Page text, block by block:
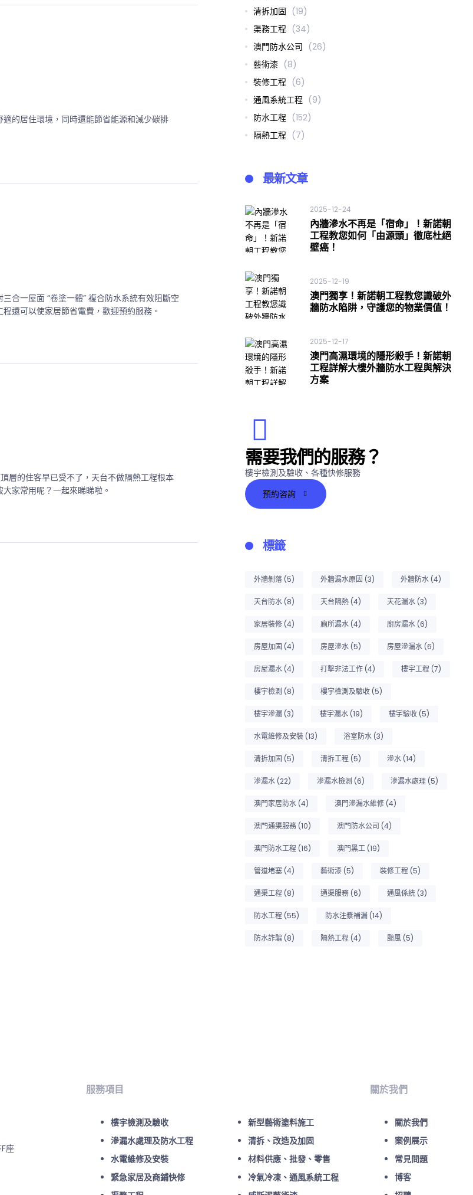
的居住環境，同時還能節省能源和減少碳排
合一屋面 “卷塗一體” 複合防水系統有效阻斷空
還可以使家居節省電費，歡迎預約服務。
層的住客早已受不了，天台不做隔熱工程根本
家常用呢？一起來睇睇啦。
清拆加固 (19)
渠務工程 (34)
澳門防水公司 (26)
藝術漆 (8)
裝修工程 (6)
通風系統工程 (9)
防水工程 (152)
隔熱工程 (7)
最新文章
2025-12-24
內牆滲水不再是「宿命」！新諾朝
工程教您如何「由源頭」徹底杜絕
壁癌！
2025-12-19
澳門獨享！新諾朝工程教您識破外
牆防水陷阱，守護您的物業價值！
2025-12-17
澳門高濕環境的隱形殺手！新諾朝
工程詳解大樓外牆防水工程與解決
方案
需要我們的服務？
樓宇檢測及驗收、各種快修服務
預約咨詢
標籤
外牆剝落 (5) 外牆漏水原因 (3) 外牆防水 (4)
天台防水 (8) 天台隔熱 (4) 天花漏水 (3)
家居裝修 (4) 廁所漏水 (4) 廚房漏水 (6)
房屋加固 (4) 房屋滲水 (5) 房屋滲漏水 (6)
房屋漏水 (4) 打擊非法工作 (4) 樓宇工程 (7)
樓宇檢測 (8) 樓宇檢測及驗收 (5)
樓宇滲漏 (3) 樓宇漏水 (19) 樓宇驗收 (5)
水電維修及安裝 (13) 浴室防水 (3)
清拆加固 (5) 清拆工程 (5) 滲水 (14)
滲漏水 (22) 滲漏水檢測 (6) 滲漏水處理 (5)
澳門家居防水 (4) 澳門滲漏水維修 (4)
澳門通渠服務 (10) 澳門防水公司 (4)
澳門防水工程 (16) 澳門黑工 (19)
管道堵塞 (4) 藝術漆 (5) 裝修工程 (5)
通渠工程 (8) 通渠服務 (6) 通風係統 (3)
防水工程 (55) 防水注漿補漏 (14)
防水詐騙 (8) 隔熱工程 (4) 颱風 (5)
座
服務項目
樓宇檢測及驗收
滲漏水處理及防水工程
水電維修及安裝
緊急家居及商鋪快修
新型藝術塗料施工
清拆、改造及加固
材料供應、批發、零售
冷氣冷凍、通風系統工程
關於我們
關於我們
案例展示
常見問題
博客